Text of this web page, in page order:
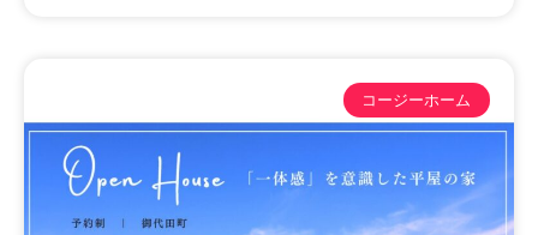
コージーホーム